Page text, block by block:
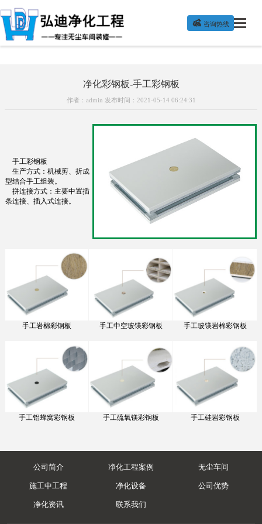
 咨询热线
净化彩钢板-手工彩钢板
作者：admin 发布时间：2021-05-14 06:24:31
手工彩钢板
生产方式：机械剪、折成
型结合手工组装。
拼连接方式：主要中置插
条连接、插入式连接。
手工岩棉彩钢板 手工中空玻镁彩钢板 手工玻镁岩棉彩钢板
手工铝蜂窝彩钢板 手工硫氧镁彩钢板 手工硅岩彩钢板
公司简介 净化工程案例 无尘车间
施工中工程 净化设备 公司优势
净化资讯 联系我们